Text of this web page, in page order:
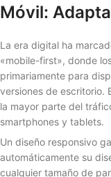
Móvil:
La era digital ha
«mobile-first», donde
primariamente para
versiones de escritorio.
la mayor parte del
smartphones y tablets.
Un diseño responsivo
automáticamente su
cualquier tamaño de